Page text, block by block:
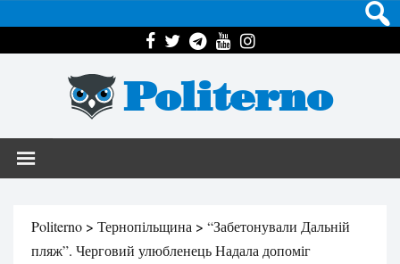
Politerno
Politerno > Тернопільщина > “Забетонували Дальній
пляж”. Черговий улюбленець Надала допоміг